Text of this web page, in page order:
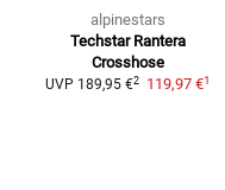
alpinestars
Techstar Rantera
Crosshose
UVP 189,95 €2 119,97 €1